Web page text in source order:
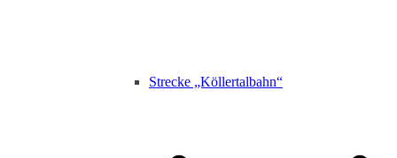
Strecke „Köllertalbahn“